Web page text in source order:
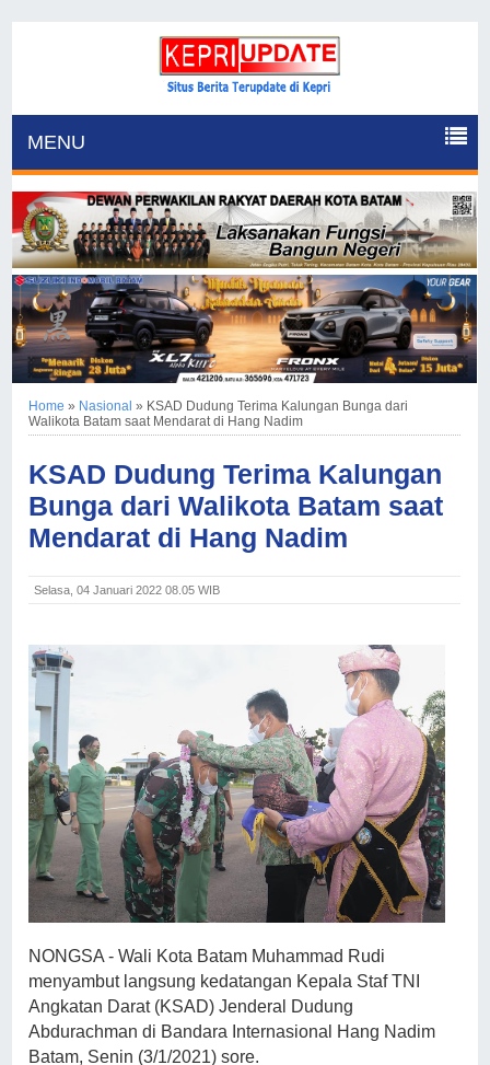
MENU
Home » Nasional » KSAD Dudung Terima Kalungan Bunga dari
Walikota Batam saat Mendarat di Hang Nadim
KSAD Dudung Terima Kalungan
Bunga dari Walikota Batam saat
Mendarat di Hang Nadim
Selasa, 04 Januari 2022 08.05 WIB
NONGSA - Wali Kota Batam Muhammad Rudi
menyambut langsung kedatangan Kepala Staf TNI
Angkatan Darat (KSAD) Jenderal Dudung
Abdurachman di Bandara Internasional Hang Nadim
Batam, Senin (3/1/2021) sore.